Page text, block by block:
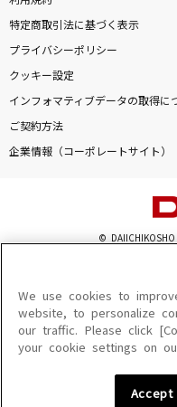
特定商取引法に基づく表示
プライバシーポリシー
クッキー設定
インフォマティブデータの取得に
ご契約方法
企業情報（コーポレートサイト）
©
このサイトに掲載されている一切の
を問わず、著作権法の定める範囲を
を禁じます。
楽曲及びコンテンツは、機種により
楽曲及びコンテンツの配信日、配信
We use cookies to
website, to personalize
our traffic. Please click
your cookie settings on
Accept